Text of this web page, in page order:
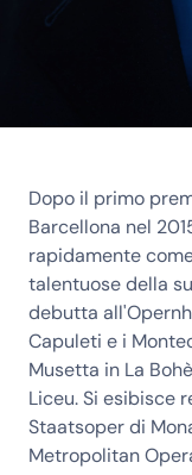
Dopo il primo
Barcellona nel
rapidamente
talentuose della
debutta
Capuleti e i
Musetta in La
Liceu. Si esibisce
Staatsoper di
Metropolitan